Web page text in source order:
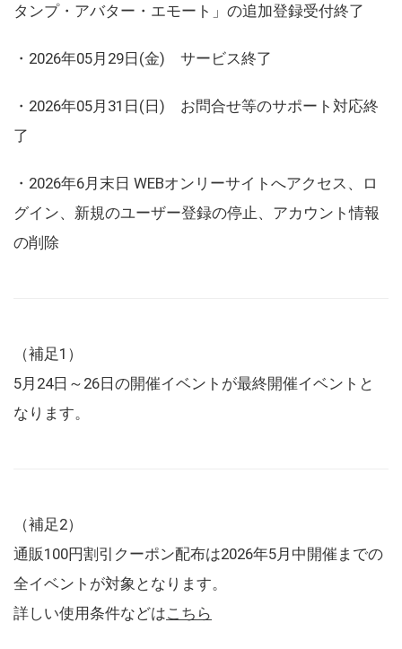
タンプ・アバター・エモート」の追加登録受付終了
・2026年05月29日(金) サービス終了
・2026年05月31日(日) お問合せ等のサポート対応終
了
・2026年6月末日 WEBオンリーサイトへアクセス、ロ
グイン、新規のユーザー登録の停止、アカウント情報
の削除
（補足1）
5月24日～26日の開催イベントが最終開催イベントと
なります。
（補足2）
通販100円割引クーポン配布は2026年5月中開催までの
全イベントが対象となります。
詳しい使用条件などはこちら